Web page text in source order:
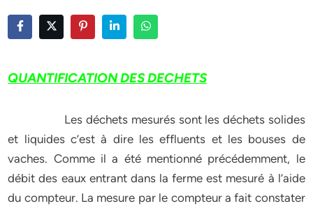
QUANTIFICATION DES DECHETS
Les déchets mesurés sont les déchets solides
et liquides c’est à dire les effluents et les bouses de
vaches. Comme il a été mentionné précédemment, le
débit des eaux entrant dans la ferme est mesuré à l’aide
du compteur. La mesure par le compteur a fait constater